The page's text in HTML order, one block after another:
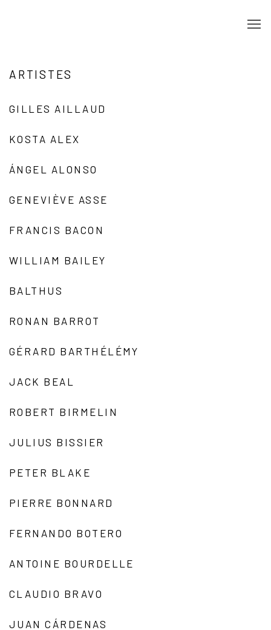
ARTISTES
GILLES AILLAUD
KOSTA ALEX
ÁNGEL ALONSO
GENEVIÈVE ASSE
FRANCIS BACON
WILLIAM BAILEY
BALTHUS
RONAN BARROT
GÉRARD BARTHÉLÉMY
JACK BEAL
ROBERT BIRMELIN
JULIUS BISSIER
PETER BLAKE
PIERRE BONNARD
FERNANDO BOTERO
ANTOINE BOURDELLE
CLAUDIO BRAVO
JUAN CÁRDENAS